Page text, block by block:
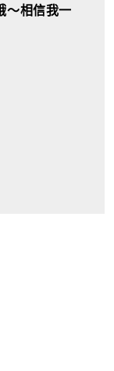
～相信我一